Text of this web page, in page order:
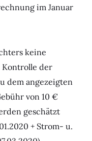
im Januar
keine
der
dem angezeigten
von 10 €
geschätzt
+ Strom- u.